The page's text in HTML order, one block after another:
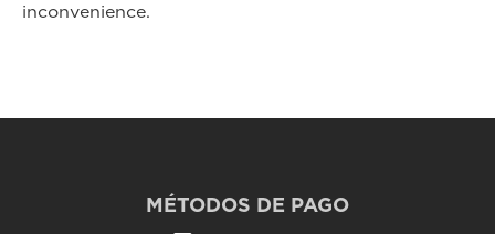
inconvenience.
MÉTODOS DE PAGO